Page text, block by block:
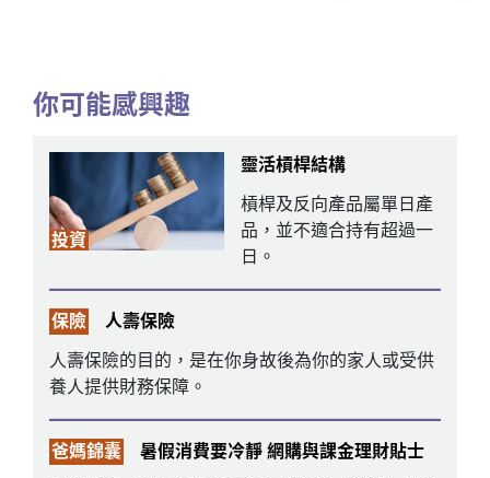
你可能感興趣
投資
靈活槓桿結構
槓桿及反向產品屬單日產
品，並不適合持有超過一
日。
保險
人壽保險
人壽保險的目的，是在你身故後為你的家人或受供
養人提供財務保障。
爸媽錦囊
暑假消費要冷靜 網購與課金理財貼士